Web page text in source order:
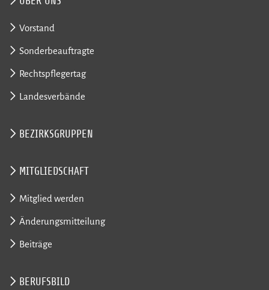
Vorstand
Sonderbeauftragte
Rechtspflegertag
Landesverbände
BEZIRKSGRUPPEN
MITGLIEDSCHAFT
Mitglied werden
Änderungsmitteilung
Beiträge
BERUFSBILD